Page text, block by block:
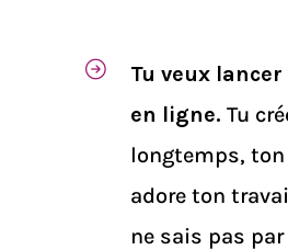
Tu veux
en ligne. Tu
longtemps,
adore ton
ne sais pas par